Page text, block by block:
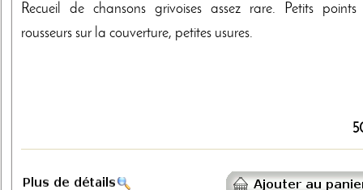
Recueil de chansons grivoises assez rare. Petits
rousseurs sur la couverture, petites usures.